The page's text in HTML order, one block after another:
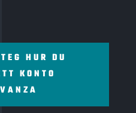
HUR DU
KONTO